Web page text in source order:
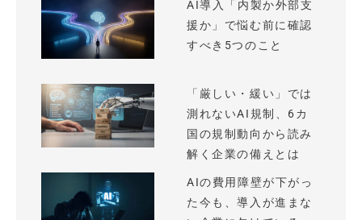
AI導入「内製か外部支
援か」で悩む前に確認
すべき5つのこと
「厳しい・緩い」では
測れないAI規制、6カ
国の規制動向から読み
解く企業の備えとは
AIの費用障壁が下がっ
た今も、導入が進まな